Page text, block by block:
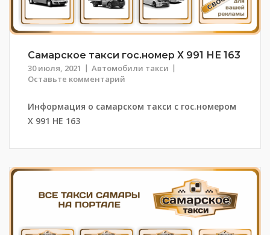
Самарское такси гос.номер Х 991 НЕ 163
30 июля, 2021
Автомобили такси
Оставьте комментарий
Информация о самарском такси с гос.номером
Х 991 НЕ 163